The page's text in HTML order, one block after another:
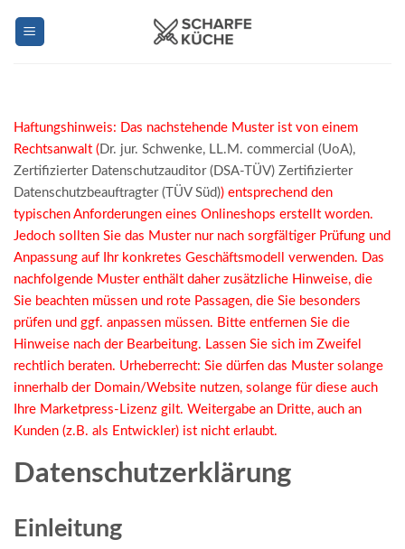
Inhalt
Haftungshinweis: Das nachstehende Muster ist von einem
Rechtsanwalt ( Dr. jur. Schwenke, LL.M. commercial (UoA),
Zertifizierter Datenschutzauditor (DSA-TÜV) Zertifizierter
Datenschutzbeauftragter (TÜV Süd)) entsprechend den
typischen Anforderungen eines Onlineshops erstellt worden.
Jedoch sollten Sie das Muster nur nach sorgfältiger Prüfung und
Anpassung auf Ihr konkretes Geschäftsmodell verwenden. Das
nachfolgende Muster enthält daher zusätzliche Hinweise, die
Sie beachten müssen und rote Passagen, die Sie besonders
prüfen und ggf. anpassen müssen. Bitte entfernen Sie die
Hinweise nach der Bearbeitung. Lassen Sie sich im Zweifel
rechtlich beraten. Urheberrecht: Sie dürfen das Muster solange
innerhalb der Domain/Website nutzen, solange für diese auch
Ihre Marketpress-Lizenz gilt. Weitergabe an Dritte, auch an
Kunden (z.B. als Entwickler) ist nicht erlaubt.
Datenschutzerklärung
Einleitung